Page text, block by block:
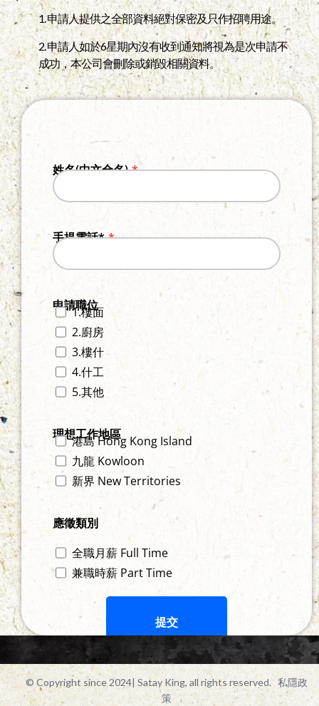
1. 申請人提供之全部資料絕對保密及只作招聘用途。
2. 申請人如於6星期內沒有收到通知將視為是次申請不
成功，本公司會刪除或銷毀相關資料。
姓名(中文全名)
手提電話*
申請職位
1.樓面
2.廚房
3.樓什
4.什工
5.其他
理想工作地區
港島 Hong Kong Island
九龍 Kowloon
新界 New Territories
應徵類別
全職月薪 Full Time
兼職時薪 Part Time
提交
© Copyright since 2024| Satay King, all rights reserved. 私隱政
策